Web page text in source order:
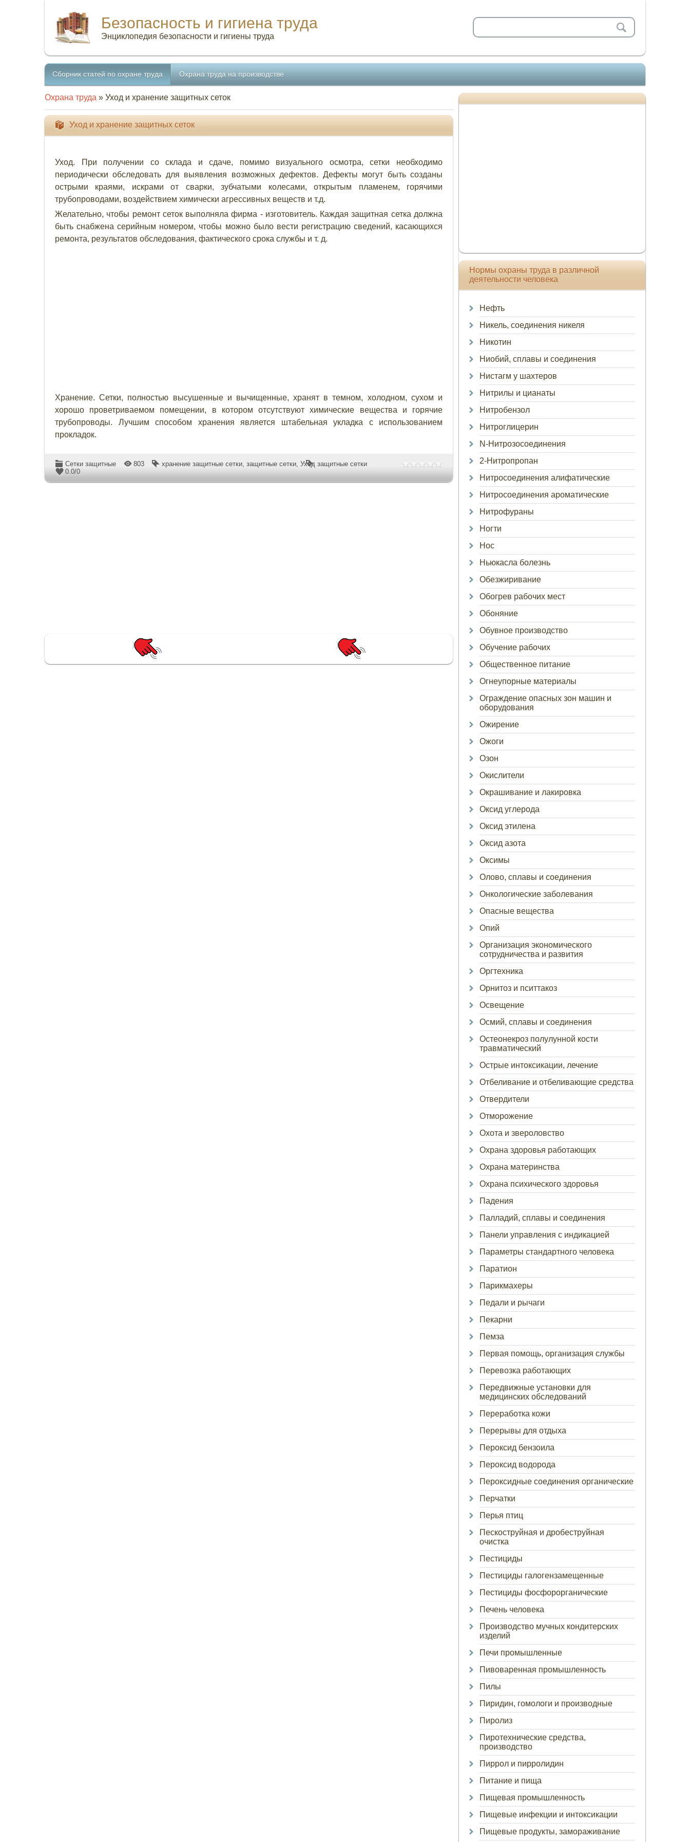
Безопасность и гигиена труда
Энциклопедия безопасности и гигиены труда
Сборник статей по охране труда Охрана труда на производстве
Охрана труда » Уход и хранение защитных сеток
Уход и хранение защитных сеток
Уход. При получении со склада и сдаче, помимо визуального осмотра, сетки необходимо
периодически обследовать для выявления возможных дефектов. Дефекты могут быть созданы
острыми краями, искрами от сварки, зубчатыми колесами, открытым пламенем, горячими
трубопроводами, воздействием химически агрессивных веществ и т.д.
Желательно, чтобы ремонт сеток выполняла фирма - изготовитель. Каждая защитная сетка должна
быть снабжена серийным номером, чтобы можно было вести регистрацию сведений, касающихся
ремонта, результатов обследования, фактического срока службы и т. д.
Хранение. Сетки, полностью высушенные и вычищенные, хранят в темном, холодном, сухом и
хорошо проветриваемом помещении, в котором отсутствуют химические вещества и горячие
трубопроводы. Лучшим способом хранения является штабельная укладка с использованием
прокладок.
Сетки защитные 803 хранение защитные сетки, защитные сетки, Уход защитные сетки
0.0/0
Нормы охраны труда в различной
деятельности человека
Нефть
Никель, соединения никеля
Никотин
Ниобий, сплавы и соединения
Нистагм у шахтеров
Нитрилы и цианаты
Нитробензол
Нитроглицерин
N-Нитрозосоединения
2-Нитропропан
Нитросоединения алифатические
Нитросоединения ароматические
Нитрофураны
Ногти
Нос
Ньюкасла болезнь
Обезжиривание
Обогрев рабочих мест
Обоняние
Обувное производство
Обучение рабочих
Общественное питание
Огнеупорные материалы
Ограждение опасных зон машин и
оборудования
Ожирение
Ожоги
Озон
Окислители
Окрашивание и лакировка
Оксид углерода
Оксид этилена
Оксид азота
Оксимы
Олово, сплавы и соединения
Онкологические заболевания
Опасные вещества
Опий
Организация экономического
сотрудничества и развития
Оргтехника
Орнитоз и пситтакоз
Освещение
Осмий, сплавы и соединения
Остеонекроз полулунной кости
травматический
Острые интоксикации, лечение
Отбеливание и отбеливающие средства
Отвердители
Отморожение
Охота и звероловство
Охрана здоровья работающих
Охрана материнства
Охрана психического здоровья
Падения
Палладий, сплавы и соединения
Панели управления с индикацией
Параметры стандартного человека
Паратион
Парикмахеры
Педали и рычаги
Пекарни
Пемза
Первая помощь, организация службы
Перевозка работающих
Передвижные установки для
медицинских обследований
Переработка кожи
Перерывы для отдыха
Пероксид бензоила
Пероксид водорода
Пероксидные соединения органические
Перчатки
Перья птиц
Пескоструйная и дробеструйная
очистка
Пестициды
Пестициды галогензамещенные
Пестициды фосфорорганические
Печень человека
Производство мучных кондитерских
изделий
Печи промышленные
Пивоваренная промышленность
Пилы
Пиридин, гомологи и производные
Пиролиз
Пиротехнические средства,
производство
Пиррол и пирролидин
Питание и пища
Пищевая промышленность
Пищевые инфекции и интоксикации
Пищевые продукты, замораживание